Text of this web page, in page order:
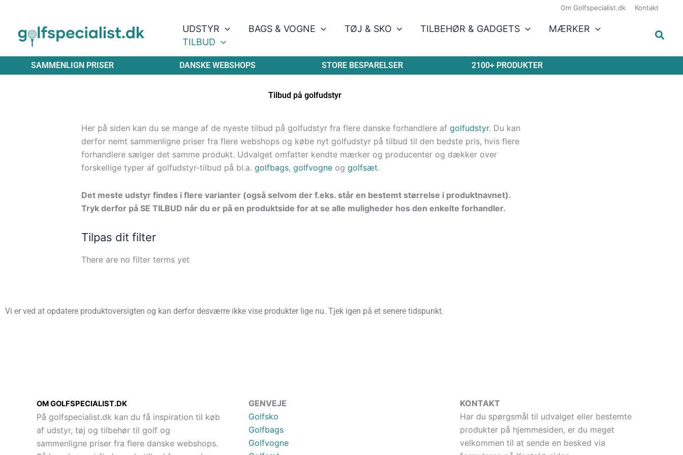
indholdet
Om Golfspecialist.dk Kontakt
UDSTYR BAGS & VOGNE TØJ & SKO TILBEHØR & GADGETS
MÆRKER
TILBUD
SAMMENLIGN PRISER DANSKE WEBSHOPS STORE BESPARELSER 2100+ PRODUKTER
Tilbud på golfudstyr
Her på siden kan du se mange af de nyeste tilbud på golfudstyr fra flere danske forhandlere af golfudstyr. Du kan
derfor nemt sammenligne priser fra flere webshops og købe nyt golfudstyr på tilbud til den bedste pris, hvis flere
forhandlere sælger det samme produkt. Udvalget omfatter kendte mærker og producenter og dækker over
forskellige typer af golfudstyr-tilbud på bl.a. golfbags, golfvogne og golfsæt.
Det meste udstyr findes i flere varianter (også selvom der f.eks. står en bestemt størrelse i produktnavnet).
Tryk derfor på SE TILBUD når du er på en produktside for at se alle muligheder hos den enkelte forhandler.
Tilpas dit filter
There are no filter terms yet
Vi er ved at opdatere produktoversigten og kan derfor desværre ikke vise produkter lige nu. Tjek igen på et senere tidspunkt.
OM GOLFSPECIALIST.DK
På golfspecialist.dk kan du få inspiration til køb
af udstyr, tøj og tilbehør til golf og
sammenligne priser fra flere danske webshops.
GENVEJE
Golfsko
Golfbags
Golfvogne
KONTAKT
Har du spørgsmål til udvalget eller bestemte
produkter på hjemmesiden, er du meget
velkommen til at sende en besked via